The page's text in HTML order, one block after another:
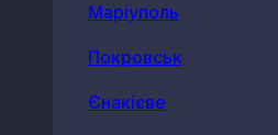
Маріуполь
Покровськ
Єнакієве